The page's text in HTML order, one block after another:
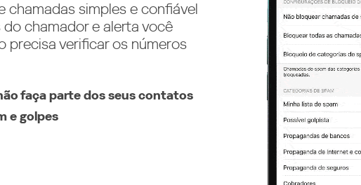
chamadas simples e confiável
chamador e alerta você
precisa verificar os números
faça parte dos seus contatos
e golpes